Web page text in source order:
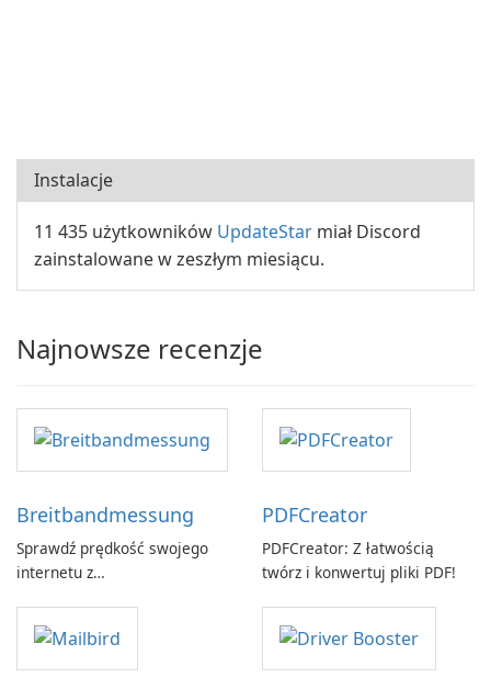
Instalacje
11 435 użytkowników UpdateStar miał Discord
zainstalowane w zeszłym miesiącu.
Najnowsze recenzje
Breitbandmessung
Sprawdź prędkość swojego
internetu z
GmbH!
PDFCreator
PDFCreator: Z łatwością
twórz i konwertuj pliki PDF!